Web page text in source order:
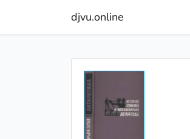
djvu.online